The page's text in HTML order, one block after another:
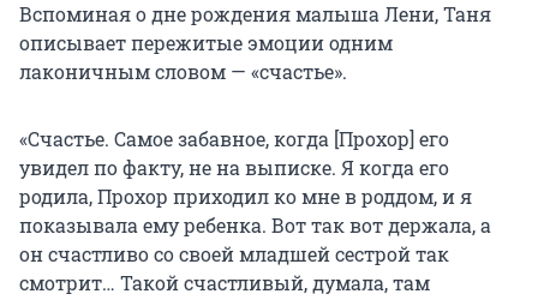
Вспоминая о дне рождения малыша Лени, Таня
описывает пережитые эмоции одним
лаконичным словом — «счастье».
«Счастье. Самое забавное, когда [Прохор] его
увидел по факту, не на выписке. Я когда его
родила, Прохор приходил ко мне в роддом, и я
показывала ему ребенка. Вот так вот держала, а
он счастливо со своей младшей сестрой так
смотрит… Такой счастливый, думала, там